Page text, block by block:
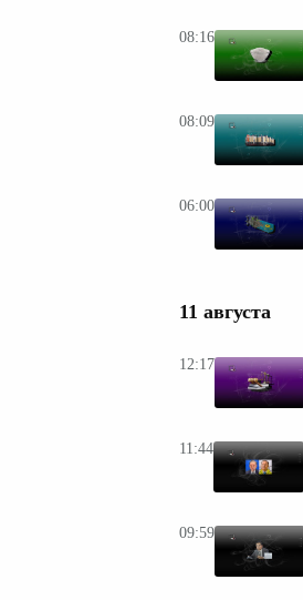
08:16
08:09
06:00
11 августа
12:17
11:44
09:59